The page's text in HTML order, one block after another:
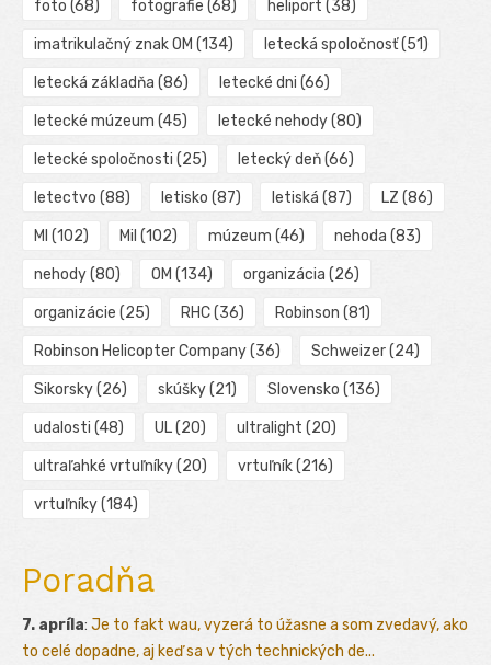
foto (68) fotografie (68) heliport (38)
imatrikulačný znak OM (134) letecká spoločnosť(51)
letecká základňa (86) letecké dni (66)
letecké múzeum (45) letecké nehody(80)
letecké spoločnosti (25) letecký deň(66)
letectvo (88) letisko (87) letiská (87) LZ (86)
MI (102) Mil (102) múzeum (46) nehoda (83)
nehody(80) OM (134) organizácia (26)
organizácie (25) RHC(36) Robinson (81)
Robinson Helicopter Company(36) Schweizer(24)
Sikorsky(26) skúšky(21) Slovensko (136)
udalosti (48) UL(20) ultralight (20)
ultraľahké vrtuľníky(20) vrtuľník(216)
vrtuľníky(184)
Poradňa
7. apríla: Je to fakt wau, vyzerá to úžasne a som zvedavý, ako
to celé dopadne, aj keď sa v tých technických de...